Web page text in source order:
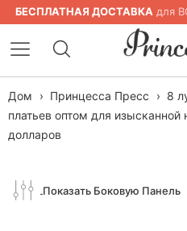
БЕСПЛАТНАЯ ДОСТАВКА для
Дом › Принцесса Пресс › 8
платьев оптом для изысканной
долларов
Показать Боковую Панель